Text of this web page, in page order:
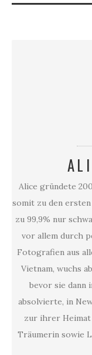
Alice gründete
somit zu den
zu 99,9% nur
vor allem durch
Fotografien aus
Vietnam, wuchs
bevor sie dann
absolvierte, in
zur ihrer
Träumerin sowie